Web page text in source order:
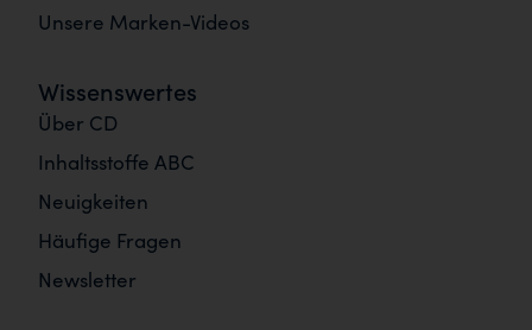
Unsere Marken-Videos
Wissenswertes
Über CD
Inhaltsstoffe ABC
Neuigkeiten
Häufige Fragen
Newsletter